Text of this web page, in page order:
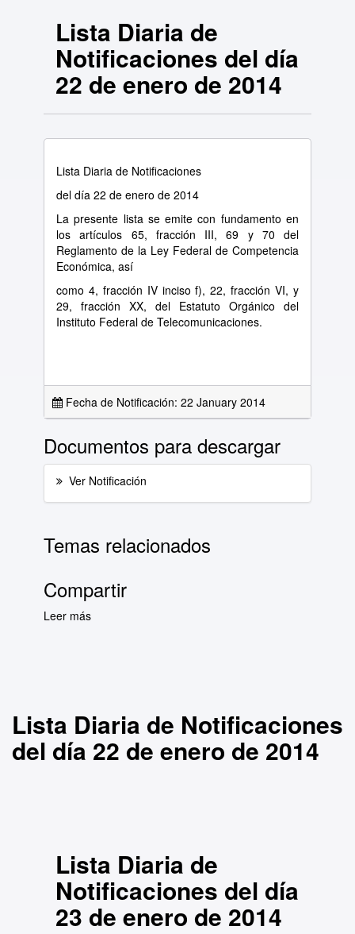
Lista Diaria de
Notificaciones del día
22 de enero de 2014
Lista Diaria de Notificaciones
del día 22 de enero de 2014
La presente lista se emite con fundamento en
los artículos 65, fracción III, 69 y 70 del
Reglamento de la Ley Federal de Competencia
Económica, así
como 4, fracción IV inciso f), 22, fracción VI, y
29, fracción XX, del Estatuto Orgánico del
Instituto Federal de Telecomunicaciones.
Fecha de Notificación: 22 January 2014
Documentos para descargar
Ver Notificación
Temas relacionados
Compartir
Leer más
Lista Diaria de Notificaciones
del día 22 de enero de 2014
Lista Diaria de
Notificaciones del día
23 de enero de 2014